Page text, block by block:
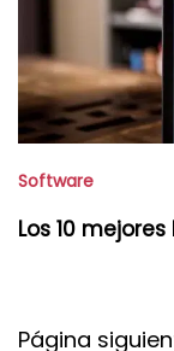
Software
Los 10
Página